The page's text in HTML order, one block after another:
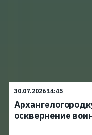
30.07.2026 14:45
осквернение